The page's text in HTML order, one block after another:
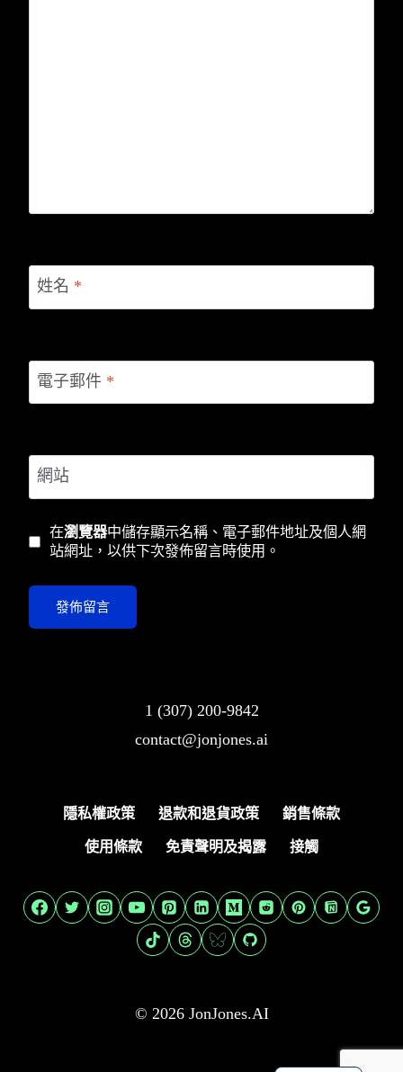
姓名 *
電子郵件 *
網站
在瀏覽器中儲存顯示名稱、電子郵件地址及個人網
站網址，以供下次發佈留言時使用。
1 (307) 200-9842
contact@jonjones.ai
隱私權政策 退款和退貨政策 銷售條款
使用條款 免責聲明及揭露 接觸
© 2026 JonJones.AI